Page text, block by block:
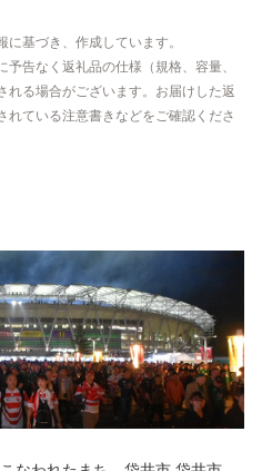
基づき、作成しています。
告なく返礼品の仕様（規格、容量、
れる場合がございます。お届けした返
れている注意書きなどをご確認くださ